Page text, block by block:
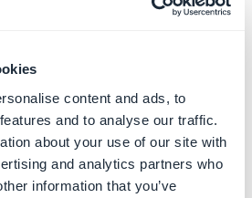
content and ads, to
and to analyse our traffic.
about your use of our site with
and analytics partners who
information that you’ve
sul numero ID
a tutte le informazioni
questo cliente.